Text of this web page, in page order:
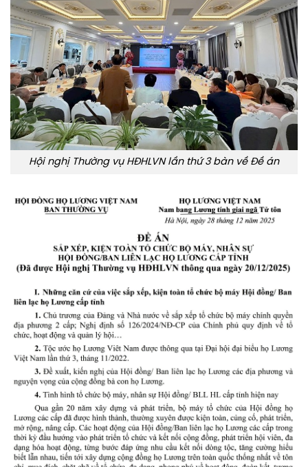
Hội nghị Thường vụ HĐHLVN lần thứ 3 bàn về Đề án